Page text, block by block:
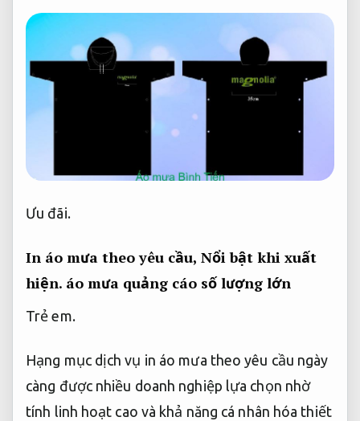
Ưu đãi.
In áo mưa theo yêu cầu, Nổi bật khi xuất
hiện. áo mưa quảng cáo số lượng lớn
Trẻ em.
Hạng mục dịch vụ in áo mưa theo yêu cầu ngày
càng được nhiều doanh nghiệp lựa chọn nhờ
tính linh hoạt cao và khả năng cá nhân hóa thiết